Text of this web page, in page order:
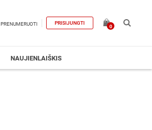
PRENUMERUOTI PRISIJUNGTI
0
NAUJIENLAIŠKIS